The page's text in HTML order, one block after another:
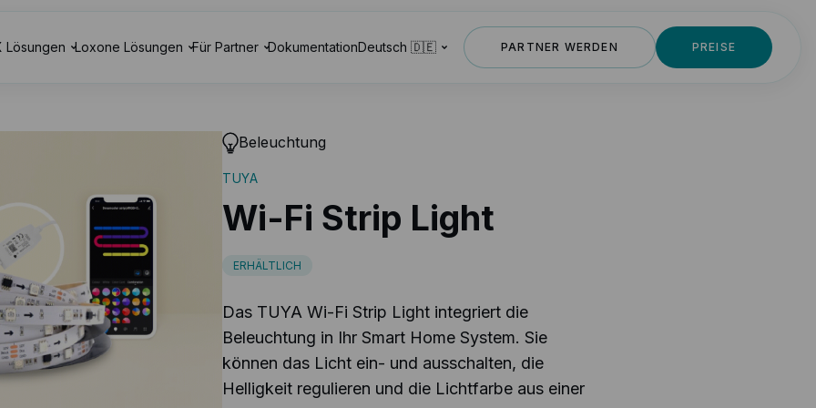
Lösungen Loxone Lösungen Für Partner DokumentationDeutsch 🇩🇪 PARTNER WERDEN PREISE
Beleuchtung
TUYA
Wi-Fi Strip Light
ERHÄLTLICH
Das TUYA Wi-Fi Strip Light integriert die
Beleuchtung in Ihr Smart Home System. Sie
können das Licht ein- und ausschalten, die
Helligkeit regulieren und die Lichtfarbe aus einer